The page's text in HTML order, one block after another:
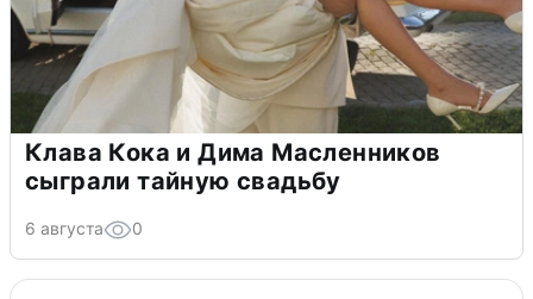
Клава Кока и Дима Масленников
сыграли тайную свадьбу
6 августа 0